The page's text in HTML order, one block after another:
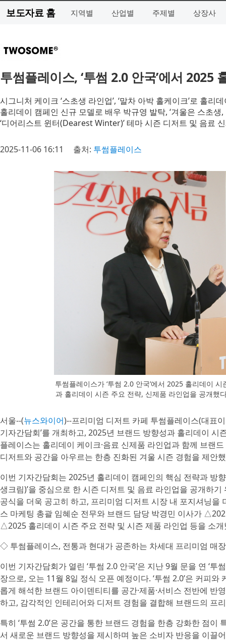
보도자료 홈 지역별 산업별 주제별 상장사
투썸플레이스, ‘투썸 2.0 안국’에서 2025
시그니처 케이크 ‘스초생 라인업’, ‘말차 아박 홀케이크’로 홀리
홀리데이 캠페인 신규 모델로 배우 박규영 발탁, ‘겨울은 스초생
‘디어리스트 윈터(Dearest Winter)’ 테마 시즌 디저트 및 음료
2025-11-06 16:11 출처: 투썸플레이스
투썸플레이스가 ‘투썸 2.0 안국’에서 2025 홀리데이
과 홀리데이 시즌 주요 전략, 신제품 라인업을 공개했
서울--(뉴스와이어)--프리미엄 디저트 카페 투썸플레이스(대표
기자간담회’를 개최하고, 2025년 브랜드 방향성과 홀리데이
플레이스는 홀리데이 케이크·음료 신제품 라인업과 함께 브랜
디저트와 공간을 아우르는 한층 진화된 겨울 시즌 경험을 제안
이번 기자간담회는 2025년 홀리데이 캠페인의 핵심 전략과 방
생크림)’을 중심으로 한 시즌 디저트 및 음료 라인업을 공개하
공식을 더욱 공고히 하고, 프리미엄 디저트 시장 내 포지셔닝
스 마케팅 총괄 임혜순 전무와 브랜드 담당 박경민 이사가
△2025 홀리데이 시즌 주요 전략 및 시즌 제품 라인업 등을 소개
◇ 투썸플레이스, 전통과 현대가 공존하는 차세대 프리미엄 매장
이번 기자간담회가 열린 ‘투썸 2.0 안국’은 지난 9월 문을 연 ‘
장으로, 오는 11월 8일 정식 오픈 예정이다. ‘투썸 2.0’은 커피
롭게 해석한 브랜드 아이덴티티를 공간·제품·서비스 전반에
하고, 감각적인 인테리어와 디저트 경험을 결합해 브랜드의 프
특히 ‘투썸 2.0’은 공간을 통한 브랜드 경험을 한층 강화한 점이
서 새로운 브랜드 방향성을 제시하며 높은 소비자 반응을 이끌